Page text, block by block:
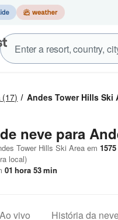
(17) Andes Tower Hills Ski
neve para
Tower Hills Ski Area em 1575
local)
01 hora 53min
Ao vivo História da